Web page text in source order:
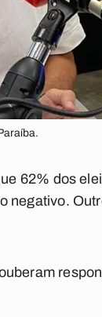
62% dos
negativo.